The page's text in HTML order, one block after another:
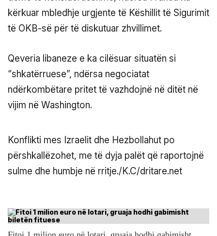
kërkuar mbledhje urgjente të Këshillit të Sigurimit
të OKB-së për të diskutuar zhvillimet.
Qeveria libaneze e ka cilësuar situatën si
“shkatërruese”, ndërsa negociatat
ndërkombëtare pritet të vazhdojnë në ditët në
vijim në Washington.
Konflikti mes Izraelit dhe Hezbollahut po
përshkallëzohet, me të dyja palët që raportojnë
sulme dhe humbje në rritje./K.C/dritare.net